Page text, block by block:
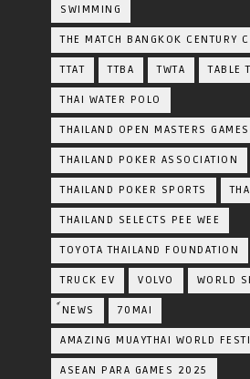
SWIMMING
THE MATCH BANGKOK CENTURY
TTAT TTBA TWTA TABLE
THAI WATER POLO
THAILAND OPEN MASTERS GAMES
THAILAND POKER ASSOCIATION
THAILAND POKER SPORTS
THAILAND SELECTS PEE WEE
TOYOTA​ THAILAND​ FOUNDATION
TRUCK EV VOLVO WORLD
์NEWS 70MAI
AMAZING MUAYTHAI WORLD
ASEAN PARA GAMES 2025